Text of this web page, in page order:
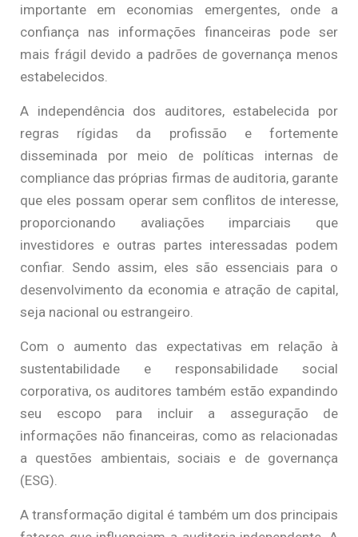
importante em economias emergentes, onde a
confiança nas informações financeiras pode ser
mais frágil devido a padrões de governança menos
estabelecidos.
A independência dos auditores, estabelecida por
regras rígidas da profissão e fortemente
disseminada por meio de políticas internas de
compliance das próprias firmas de auditoria, garante
que eles possam operar sem conflitos de interesse,
proporcionando avaliações imparciais que
investidores e outras partes interessadas podem
confiar. Sendo assim, eles são essenciais para o
desenvolvimento da economia e atração de capital,
seja nacional ou estrangeiro.
Com o aumento das expectativas em relação à
sustentabilidade e responsabilidade social
corporativa, os auditores também estão expandindo
seu escopo para incluir a asseguração de
informações não financeiras, como as relacionadas
a questões ambientais, sociais e de governança
(ESG).
A transformação digital é também um dos principais